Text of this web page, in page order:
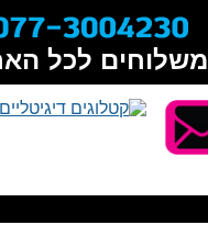
משלוחים לכל